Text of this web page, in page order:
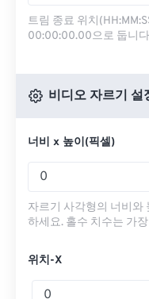
트림 종료 위치
00:00:00.00으로 둡니
비디오 자르기 설
너비 x 높이(픽셀)
자르기 사각형의 너비
하세요. 홀수 치수는 가
위치-X